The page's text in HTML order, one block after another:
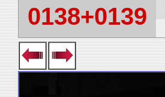
0138+0139